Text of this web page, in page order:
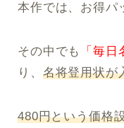
本作では、お得パ
その中でも 「毎日
り、 名将登用状が
480円という価格